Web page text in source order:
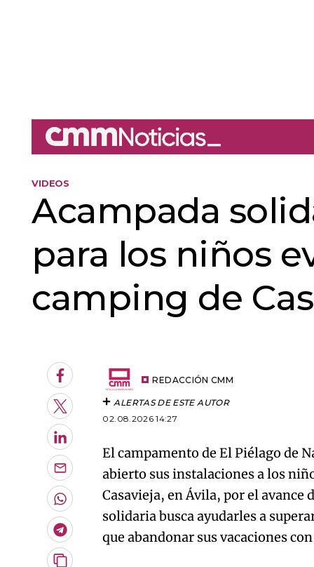
VIDEOS
Acampada
para los niños
camping de
Facebook
Twitter
LinkedIn
Enviar
por
Email
Whatsapp
Telegram
REDACCIÓN CMM
ALERTAS DE ESTE AUTOR
02.08.2026 14:27
El campamento de El Piélago de
abierto sus instalaciones a los
Casavieja, en Ávila, por el
solidaria busca ayudarles a
que abandonar sus vacaciones